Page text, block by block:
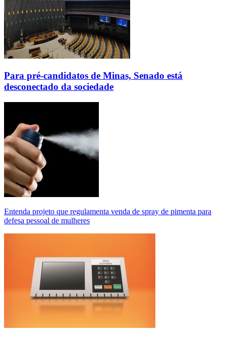
Para pré-candidatos de Minas, Senado está
desconectado da sociedade
Entenda projeto que regulamenta venda de spray de pimenta para
defesa pessoal de mulheres